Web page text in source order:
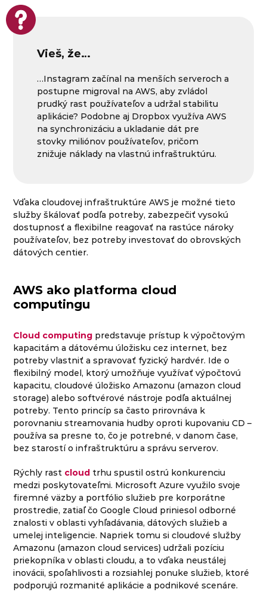
Vieš, že…
…Instagram začínal na menších serveroch a
postupne migroval na AWS, aby zvládol
prudký rast používateľov a udržal stabilitu
aplikácie? Podobne aj Dropbox využíva AWS
na synchronizáciu a ukladanie dát pre
stovky miliónov používateľov, pričom
znižuje náklady na vlastnú infraštruktúru.
Vďaka cloudovej infraštruktúre AWS je možné tieto
služby škálovať podľa potreby, zabezpečiť vysokú
dostupnosť a flexibilne reagovať na rastúce nároky
používateľov, bez potreby investovať do obrovských
dátových centier.
AWS ako platforma cloud
computingu
Cloud computing predstavuje prístup k výpočtovým
kapacitám a dátovému úložisku cez internet, bez
potreby vlastniť a spravovať fyzický hardvér. Ide o
flexibilný model, ktorý umožňuje využívať výpočtovú
kapacitu, cloudové úložisko Amazonu (amazon cloud
storage) alebo softvérové nástroje podľa aktuálnej
potreby. Tento princíp sa často prirovnáva k
porovnaniu streamovania hudby oproti kupovaniu CD –
používa sa presne to, čo je potrebné, v danom čase,
bez starostí o infraštruktúru a správu serverov.
Rýchly rast cloud trhu spustil ostrú konkurenciu
medzi poskytovateľmi. Microsoft Azure využilo svoje
firemné väzby a portfólio služieb pre korporátne
prostredie, zatiaľ čo Google Cloud priniesol odborné
znalosti v oblasti vyhľadávania, dátových služieb a
umelej inteligencie. Napriek tomu si cloudové služby
Amazonu (amazon cloud services) udržali pozíciu
priekopníka v oblasti cloudu, a to vďaka neustálej
inovácii, spoľahlivosti a rozsiahlej ponuke služieb, ktoré
podporujú rozmanité aplikácie a podnikové scenáre.